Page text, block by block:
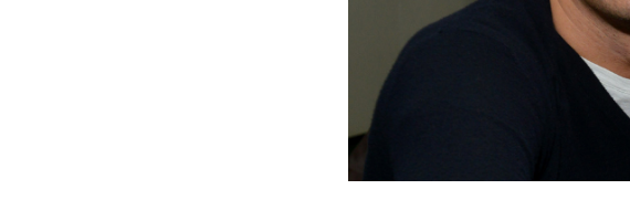
Perez, Samsung Ads:
mercato strategico e